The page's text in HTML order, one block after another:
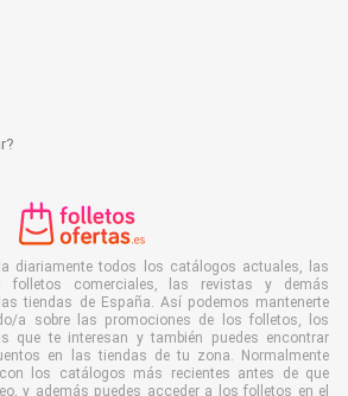
diariamente todos los catálogos actuales, las
folletos comerciales, las revistas y demás
tiendas de España. Así podemos mantenerte
a sobre las promociones de los folletos, los
que te interesan y también puedes encontrar
en las tiendas de tu zona. Normalmente
los catálogos más recientes antes de que
y además puedes acceder a los folletos en el